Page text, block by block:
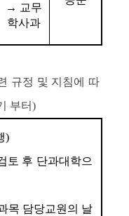
→ 교무
학사과
규정 및 지침에 따
부터)
)
토 후 단과대학으
목 담당교원의 날